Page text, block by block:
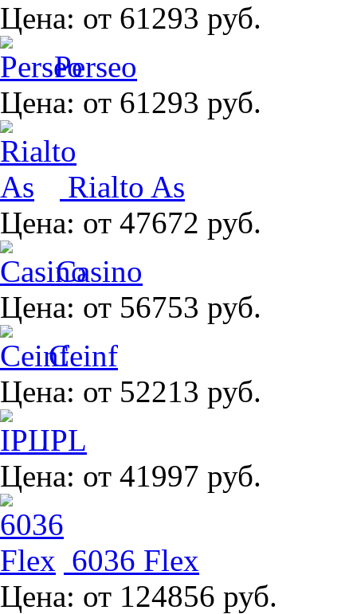
Цена: от 61293 руб.
Perseo
Цена: от 61293 руб.
Rialto As
Цена: от 47672 руб.
Casino
Цена: от 56753 руб.
Ceinf
Цена: от 52213 руб.
IPL
Цена: от 41997 руб.
6036 Flex
Цена: от 124856 руб.